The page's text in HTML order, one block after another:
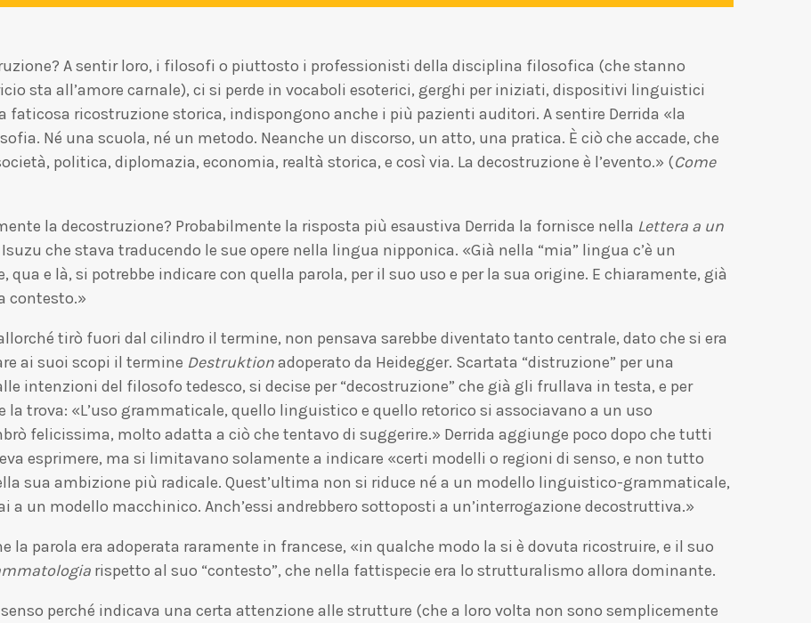
A sentir loro, i filosofi o piuttosto i professionisti della disciplina filosofica (che stanno
sta all’amore carnale), ci si perde in vocaboli esoterici, gerghi per iniziati, dispositivi linguistici
faticosa ricostruzione storica, indispongono anche i più pazienti auditori. A sentire Derrida «la
Né una scuola, né un metodo. Neanche un discorso, un atto, una pratica. È ciò che accade, che
politica, diplomazia, economia, realtà storica, e così via. La decostruzione è l’evento.» (Come
la decostruzione? Probabilmente la risposta più esaustiva Derrida la fornisce nella Lettera a un
che stava traducendo le sue opere nella lingua nipponica. «Già nella “mia” lingua c’è un
e là, si potrebbe indicare con quella parola, per il suo uso e per la sua origine. E chiaramente, già
contesto.»
tirò fuori dal cilindro il termine, non pensava sarebbe diventato tanto centrale, dato che si era
ai suoi scopi il termine Destruktionadoperato da Heidegger. Scartata “distruzione” per una
intenzioni del filosofo tedesco, si decise per “decostruzione” che già gli frullava in testa, e per
la trova: «L’uso grammaticale, quello linguistico e quello retorico si associavano a un uso
felicissima, molto adatta a ciò che tentavo di suggerire.» Derrida aggiunge poco dopo che tutti
esprimere, ma si limitavano solamente a indicare «certi modelli o regioni di senso, e non tutto
sua ambizione più radicale. Quest’ultima non si riduce né a un modello linguistico-grammaticale,
a un modello macchinico. Anch’essi andrebbero sottoposti a un’interrogazione decostruttiva.»
la parola era adoperata raramente in francese, «in qualche modo la si è dovuta ricostruire, e il suo
rispetto al suo “contesto”, che nella fattispecie era lo strutturalismo allora dominante.
perché indicava una certa attenzione alle strutture (che a loro volta non sono semplicemente